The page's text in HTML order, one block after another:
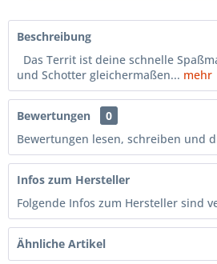
Beschreibung
Das Territ ist deine schnelle
und Schotter gleichermaßen... mehr
Bewertungen
0
Bewertungen lesen, schreiben und
Infos zum Hersteller
Folgende Infos zum Hersteller sind
Ähnliche Artikel